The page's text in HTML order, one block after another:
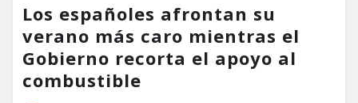
Los españoles afrontan su
verano más caro mientras el
Gobierno recorta el apoyo al
combustible